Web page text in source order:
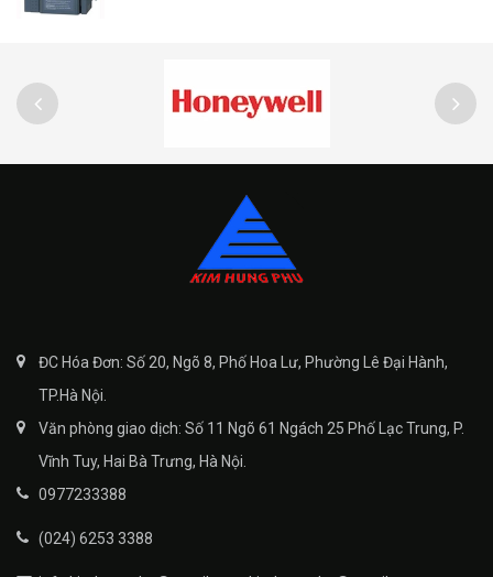
ĐC Hóa Đơn: Số 20, Ngõ 8, Phố Hoa Lư, Phường Lê Đại Hành,
TP.Hà Nội.
Văn phòng giao dịch: Số 11 Ngõ 61 Ngách 25 Phố Lạc Trung, P.
Vĩnh Tuy, Hai Bà Trưng, Hà Nội.
0977233388
(024) 6253 3388